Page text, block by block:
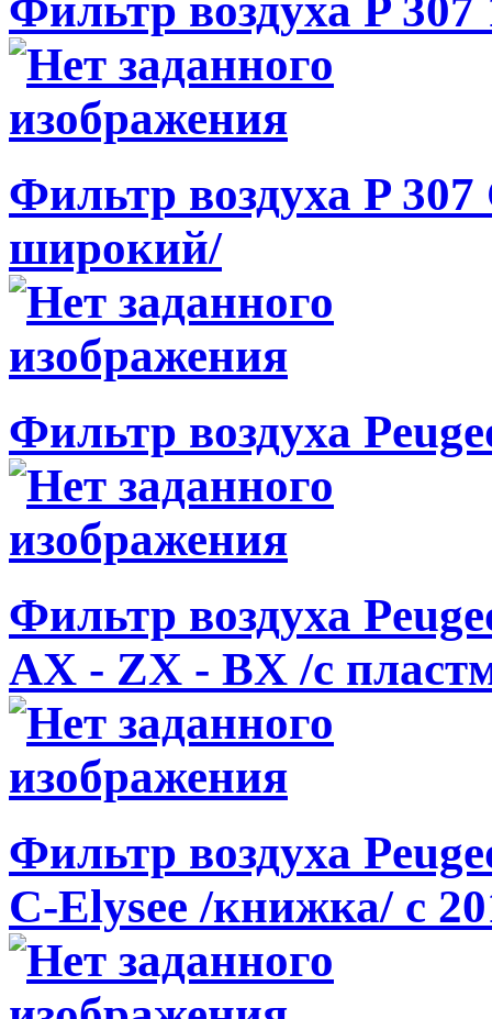
Фильтр воздуха P
Фильтр воздуха P
широкий/
Фильтр воздуха
Фильтр воздуха
AX - ZX - BX /с
Фильтр воздуха
C-Elysee /книжка/ с